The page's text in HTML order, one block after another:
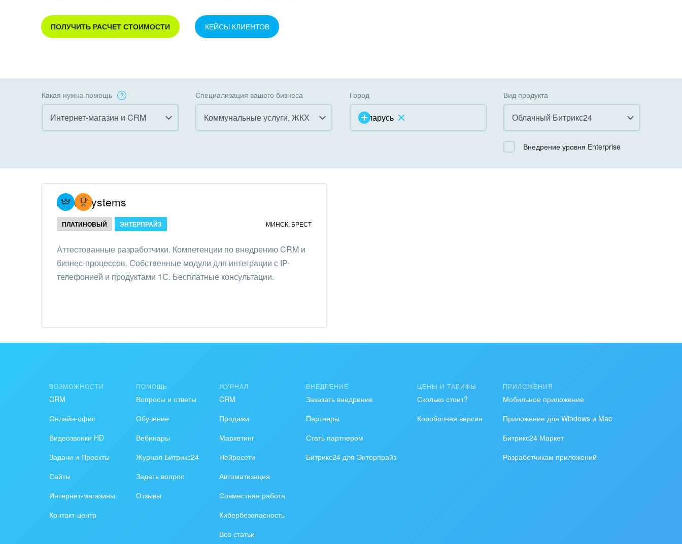
ПОЛУЧИТЬ РАСЧЕТ СТОИМОСТИ КЕЙСЫ КЛИЕНТОВ
Какая нужна помощь
Интернет-магазин и CRM
Внедрение КЭДО
Интеграция с 1С
Организация задач и
Внедрение Бизнес-
процессов
внедрения
Внедрение для
продаж
/ Интранета
Специализация вашего бизнеса
Коммунальные услуги, ЖКХ
Коммунальные услуги, ЖКХ
организации,
Благотворительность
Общественно-политические
Промышленность
СМИ, издательства,
справочники
Страхование
Строительство, ремонт и
благоустройство
Транспорт, Авиация,
Город
Беларусь
Вид продукта
Облачный Битрикс24
ВсеВнедрение уровня Enterprise
Atevi Systems
ПЛАТИНОВЫЙ ЭНТЕРПРАЙЗ МИНСК, БРЕСТ
Аттестованные разработчики. Компетенции по внедрению CRM и
бизнес-процессов. Собственные модули для интеграции с IP-
телефонией и продуктами 1С. Бесплатные консультации.
ВОЗМОЖНОСТИ
CRM
Онлайн-офис
Видеозвонки HD
Задачи и Проекты
Сайты
Интернет-магазины
Контакт-центр
ПОМОЩЬ
Вопросы и ответы
Обучение
Вебинары
Журнал Битрикс24
Задать вопрос
Отзывы
ЖУРНАЛ
CRM
Продажи
Маркетинг
Нейросети
Автоматизация
Совместная работа
Кибербезопасность
Все статьи
ВНЕДРЕНИЕ
Заказать внедрение
Партнеры
Стать партнером
Битрикс24 для Энтерпрайз
ЦЕНЫ И ТАРИФЫ
Сколько стоит?
Коробочная версия
ПРИЛОЖЕНИЯ
Мобильное приложение
Приложение для Windows и Mac
Битрикс24 Маркет
Разработчикам приложений